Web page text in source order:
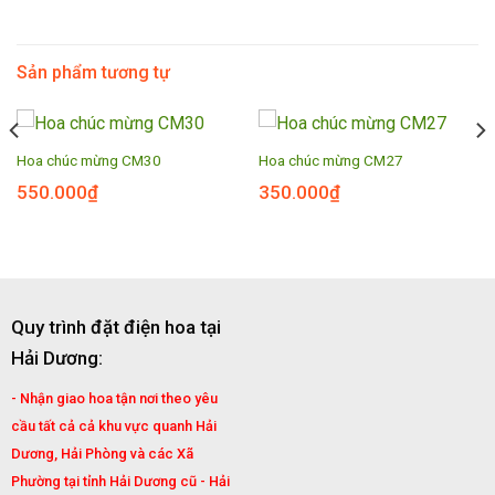
Sản phẩm tương tự
Hoa chúc mừng CM30
550.000₫
Hoa chúc mừng CM27
350.000₫
Quy trình đặt điện hoa tại
Hải Dương:
- Nhận giao hoa tận nơi theo yêu
cầu tất cả cả khu vực quanh Hải
Dương, Hải Phòng và các Xã
Phường tại tỉnh Hải Dương cũ - Hải